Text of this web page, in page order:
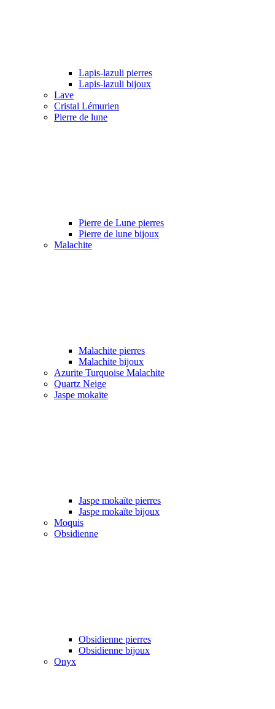
Lapis-lazuli pierres
Lapis-lazuli bijoux
Lave
Cristal Lémurien
Pierre de lune
Pierre de Lune pierres
Pierre de lune bijoux
Malachite
Malachite pierres
Malachite bijoux
Azurite Turquoise Malachite
Quartz Neige
Jaspe mokaïte
Jaspe mokaïte pierres
Jaspe mokaïte bijoux
Moquis
Obsidienne
Obsidienne pierres
Obsidienne bijoux
Onyx